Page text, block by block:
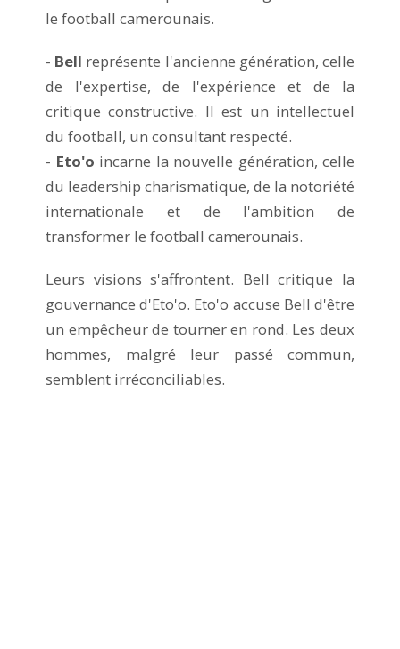
le football camerounais.
- Bell représente l'ancienne génération, celle
de l'expertise, de l'expérience et de la
critique constructive. Il est un intellectuel
du football, un consultant respecté.
- Eto'o incarne la nouvelle génération, celle
du leadership charismatique, de la notoriété
internationale et de l'ambition de
transformer le football camerounais.
Leurs visions s'affrontent. Bell critique la
gouvernance d'Eto'o. Eto'o accuse Bell d'être
un empêcheur de tourner en rond. Les deux
hommes, malgré leur passé commun,
semblent irréconciliables.